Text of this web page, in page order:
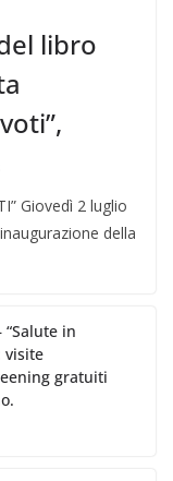
libro
Giovedì 2 luglio
della
in
visite
gratuiti